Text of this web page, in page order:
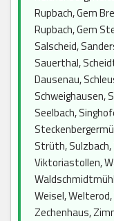
Rupbach, Gem
Rupbach, Gem
Salscheid,
Sauerthal,
Dausenau,
Schweighausen,
Seelbach,
Strüth,
Viktoriastollen,
Weisel,
Zechenhaus,